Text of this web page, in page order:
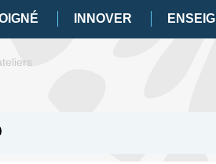
INNOVER